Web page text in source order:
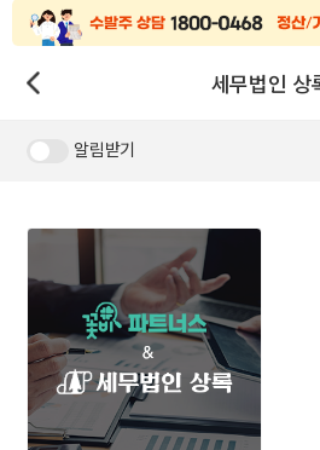
세무법인 상
알림받기